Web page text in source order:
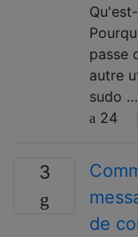
passe
autre
sudo …
24
3
de